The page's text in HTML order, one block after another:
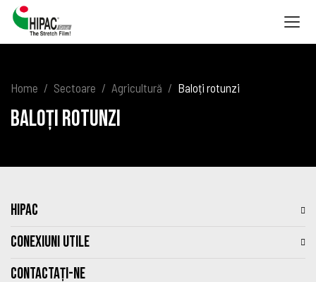
Home Sectoare Agricultură Baloți rotunzi
Baloți rotunzi
HIPAC
CONEXIUNI UTILE
Contactați-ne